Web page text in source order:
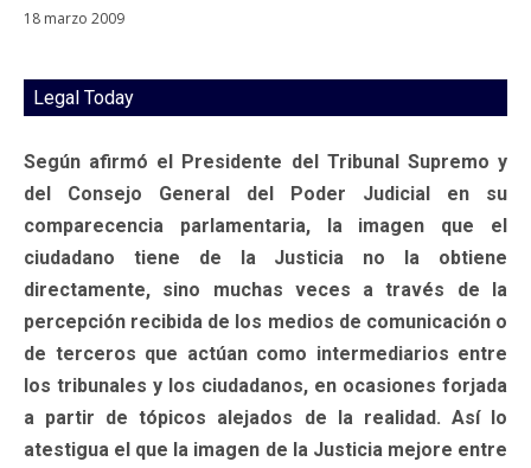
18 marzo 2009
Legal Today
Según afirmó el Presidente del Tribunal Supremo y
del Consejo General del Poder Judicial en su
comparecencia parlamentaria, la imagen que el
ciudadano tiene de la Justicia no la obtiene
directamente, sino muchas veces a través de la
percepción recibida de los medios de comunicación o
de terceros que actúan como intermediarios entre
los tribunales y los ciudadanos, en ocasiones forjada
a partir de tópicos alejados de la realidad. Así lo
atestigua el que la imagen de la Justicia mejore entre